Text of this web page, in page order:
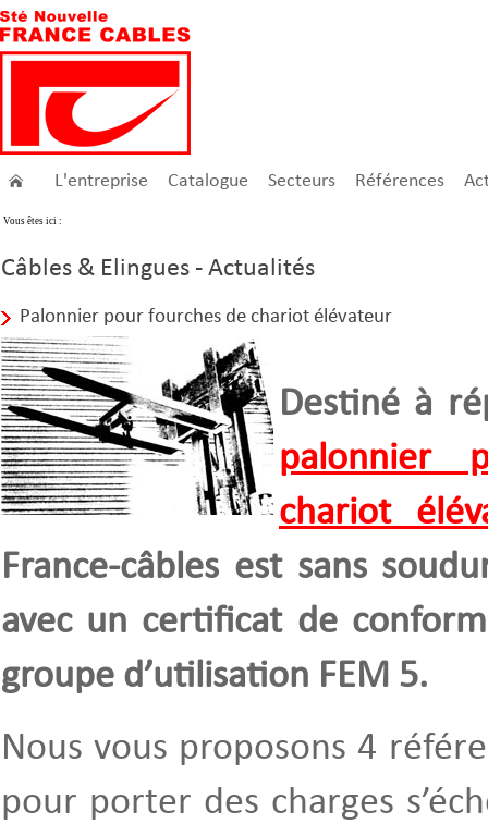
L'entreprise Catalogue Secteurs Références
Vous êtes ici :
Câbles & Elingues - Actualités
Palonnier pour fourches de chariot élévateur
Destiné à
palonnier
chariot
France-câbles est sans
avec un certificat de
groupe d’utilisation FEM 5.
Nous vous proposons 4
pour porter des charges